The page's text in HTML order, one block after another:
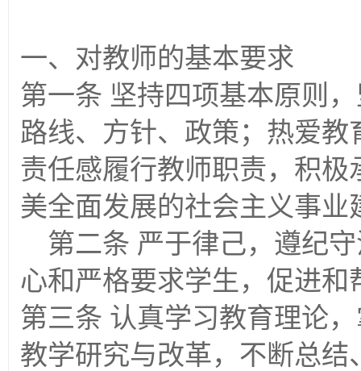
一、对教师的基本要求
第一条 坚持四项基本原则
路线、方针、政策；热爱
责任感履行教师职责，积
美全面发展的社会主义事业
第二条 严于律己，遵纪
心和严格要求学生，促进
第三条 认真学习教育理论
教学研究与改革，不断总